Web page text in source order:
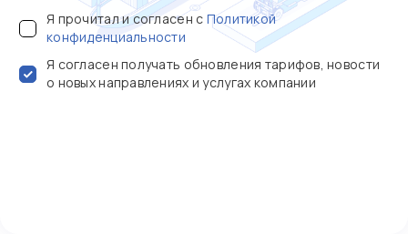
Я прочитал и согласен с Политикой
конфиденциальности
Я согласен получать обновления тарифов, новости
о новых направлениях и услугах компании